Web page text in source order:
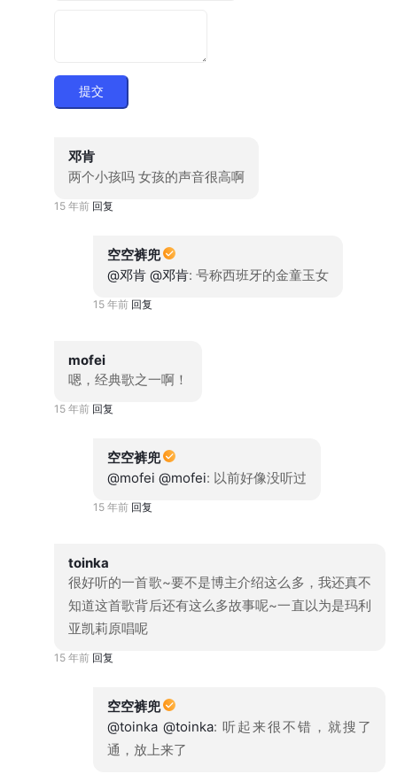
提交
邓肯
两个小孩吗 女孩的声音很高啊
15 年前 回复
空空裤兜
@邓肯 @邓肯: 号称西班牙的金童玉女
15 年前 回复
mofei
嗯，经典歌之一啊！
15 年前 回复
空空裤兜
@mofei @mofei: 以前好像没听过
15 年前 回复
toinka
很好听的一首歌~要不是博主介绍这么多，我还真不
知道这首歌背后还有这么多故事呢~一直以为是玛利
亚凯莉原唱呢
15 年前 回复
空空裤兜
@toinka @toinka: 听起来很不错，就搜了
通，放上来了